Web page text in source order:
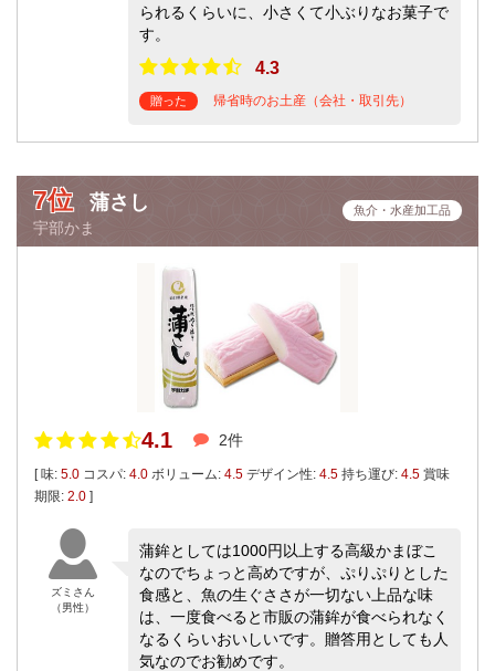
られるくらいに、小さくて小ぶりなお菓子で
す。
4.3
贈った 帰省時のお土産（会社・取引先）
7位 蒲さし
宇部かま
魚介・水産加工品
4.1 2件
[ 味: 5.0 コスパ: 4.0 ボリューム: 4.5 デザイン性: 4.5 持ち運び: 4.5 賞味
期限: 2.0 ]
ズミさん
（男性）
蒲鉾としては1000円以上する高級かまぼこ
なのでちょっと高めですが、ぷりぷりとした
食感と、魚の生ぐささが一切ない上品な味
は、一度食べると市販の蒲鉾が食べられなく
なるくらいおいしいです。贈答用としても人
気なのでお勧めです。